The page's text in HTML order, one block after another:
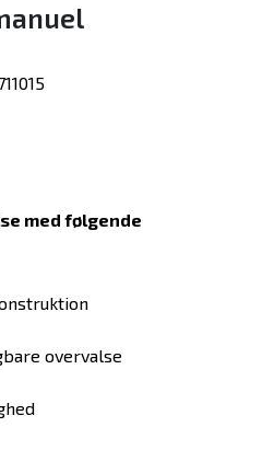
med følgende
overvalse